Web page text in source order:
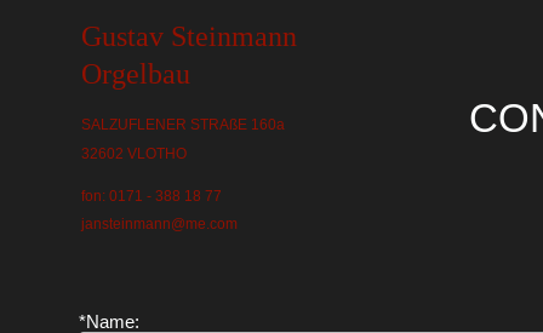
Gustav Steinmann
Orgelbau
*Name:
SALZUFLENER STRAßE 160a
32602 VLOTHO
fon: 0171 - 388 18 77
jansteinmann@me.com